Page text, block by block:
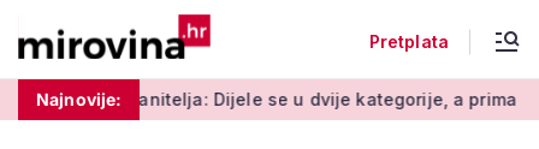
Pretplata
Najnovije:
Dijele se u dvije kategorije, a prima ih oko 140.000